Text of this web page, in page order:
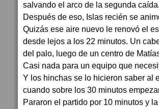
salvando el arco de la segunda caída.
Después de eso, Islas recién se
Quizás ese aire nuevo le renovó el
desde lejos a los 22 minutos. Un
del palo, luego de un centro de
Casi nada para un equipo que
Y los hinchas se lo hicieron saber al
cuando sobre los 30 minutos
Pararon el partido por 10 minutos y